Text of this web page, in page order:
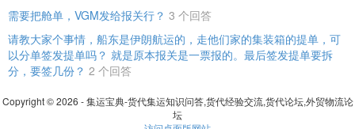
需要把舱单，VGM发给报关行？ 3 个回答
请教大家个事情，船东是伊朗航运的，走他们家的集装箱的提单，可
以分单签发提单吗？ 就是原本报关是一票报的。最后签发提单要拆
分，要签几份？ 2 个回答
Copyright © 2026 - 集运宝典-货代集运知识问答,货代经验交流,货代论坛,外贸物流论
坛